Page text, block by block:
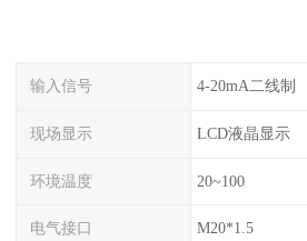
输入信号 4-20mA二线制
现场显示 LCD液晶显示
环境温度 20~100
电气接口 M20*1.5